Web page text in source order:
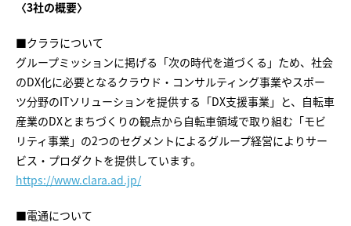
〈3社の概要〉
■クララについて
グループミッションに掲げる「次の時代を道づくる」ため、社会
のDX化に必要となるクラウド・コンサルティング事業やスポー
ツ分野のITソリューションを提供する「DX支援事業」と、自転車
産業のDXとまちづくりの観点から自転車領域で取り組む「モビ
リティ事業」の2つのセグメントによるグループ経営によりサー
ビス・プロダクトを提供しています。
https://www.clara.ad.jp/
■電通について